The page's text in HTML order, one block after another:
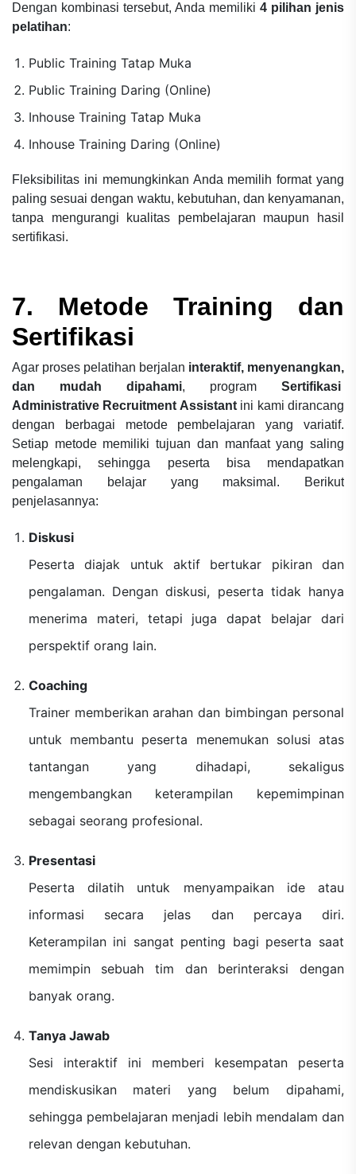
Dengan kombinasi tersebut, Anda memiliki 4 pilihan jenis
pelatihan:
Public Training Tatap Muka
Public Training Daring (Online)
Inhouse Training Tatap Muka
Inhouse Training Daring (Online)
Fleksibilitas ini memungkinkan Anda memilih format yang
paling sesuai dengan waktu, kebutuhan, dan kenyamanan,
tanpa mengurangi kualitas pembelajaran maupun hasil
sertifikasi.
7. Metode Training dan
Sertifikasi
Agar proses pelatihan berjalan interaktif, menyenangkan,
dan mudah dipahami, program Sertifikasi
Administrative Recruitment Assistant ini kami dirancang
dengan berbagai metode pembelajaran yang variatif.
Setiap metode memiliki tujuan dan manfaat yang saling
melengkapi, sehingga peserta bisa mendapatkan
pengalaman belajar yang maksimal. Berikut
penjelasannya:
Diskusi
Peserta diajak untuk aktif bertukar pikiran dan
pengalaman. Dengan diskusi, peserta tidak hanya
menerima materi, tetapi juga dapat belajar dari
perspektif orang lain.
Coaching
Trainer memberikan arahan dan bimbingan personal
untuk membantu peserta menemukan solusi atas
tantangan yang dihadapi, sekaligus
mengembangkan keterampilan kepemimpinan
sebagai seorang profesional.
Presentasi
Peserta dilatih untuk menyampaikan ide atau
informasi secara jelas dan percaya diri.
Keterampilan ini sangat penting bagi peserta saat
memimpin sebuah tim dan berinteraksi dengan
banyak orang.
Tanya Jawab
Sesi interaktif ini memberi kesempatan peserta
mendiskusikan materi yang belum dipahami,
sehingga pembelajaran menjadi lebih mendalam dan
relevan dengan kebutuhan.